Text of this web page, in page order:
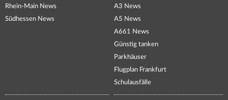
Rhein-Main News
Südhessen News
A3 News
A5 News
A661 News
Günstig tanken
Parkhäuser
Flugplan Frankfurt
Schulausfälle